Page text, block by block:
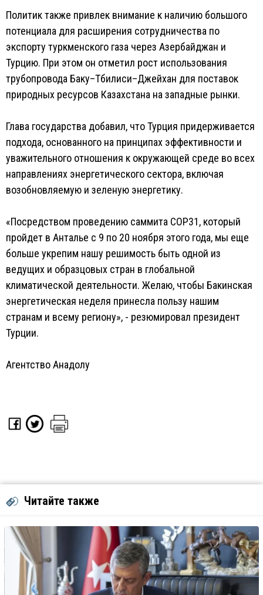
Политик также привлек внимание к наличию большого
потенциала для расширения сотрудничества по
экспорту туркменского газа через Азербайджан и
Турцию. При этом он отметил рост использования
трубопровода Баку–Тбилиси–Джейхан для поставок
природных ресурсов Казахстана на западные рынки.
Глава государства добавил, что Турция придерживается
подхода, основанного на принципах эффективности и
уважительного отношения к окружающей среде во всех
направлениях энергетического сектора, включая
возобновляемую и зеленую энергетику.
«Посредством проведению саммита COP31, который
пройдет в Анталье с 9 по 20 ноября этого года, мы еще
больше укрепим нашу решимость быть одной из
ведущих и образцовых стран в глобальной
климатической деятельности. Желаю, чтобы Бакинская
энергетическая неделя принесла пользу нашим
странам и всему региону», - резюмировал президент
Турции.
Агентство Анадолу
Читайте также